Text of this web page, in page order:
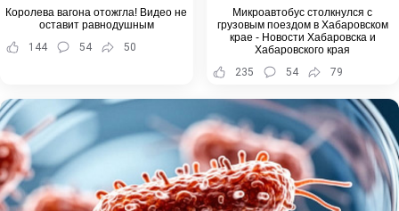
Королева вагона отожгла! Видео не
оставит равнодушным
144
54 50
Микроавтобус столкнулся с
грузовым поездом в Хабаровском
крае - Новости Хабаровска и
Хабаровского края
235
54 79